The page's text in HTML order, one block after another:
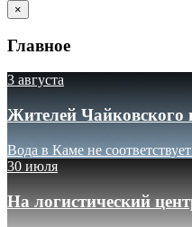
×
Главное
3 августа
Жителей Чайковского
Вода в Каме не
30 июля
На логистический